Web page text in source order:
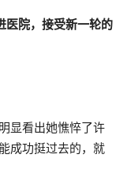
医院，接受新一轮的
显看出她憔悴了许
成功挺过去的，就